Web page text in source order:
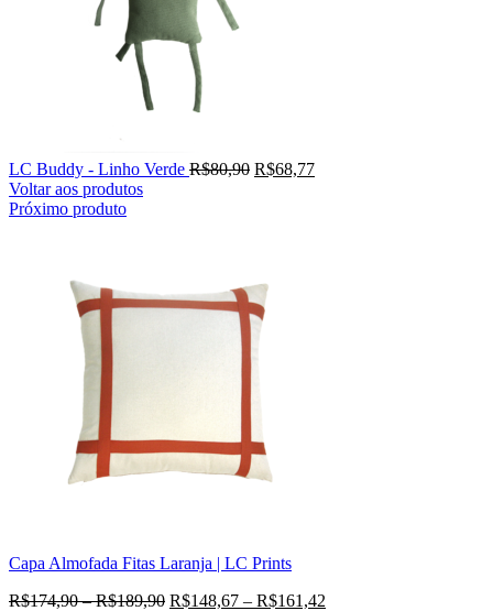
LC Buddy - Linho Verde R$80,90 R$68,77
Voltar aos produtos
Próximo produto
Capa Almofada Fitas Laranja | LC Prints
R$174,90–R$189,90 R$148,67 – R$161,42